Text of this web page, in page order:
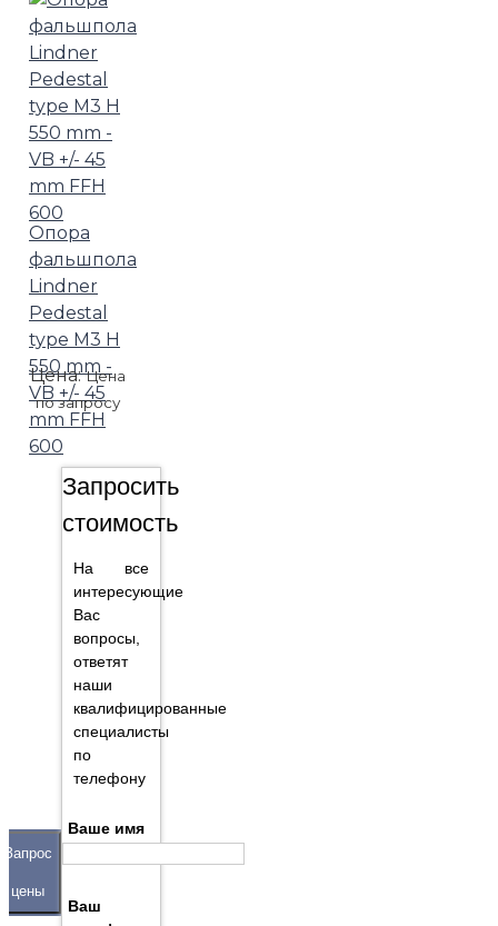
Опора
фальшпола
Lindner
Pedestal
type M3 H
550 mm -
VB +/- 45
mm FFH
600
Цена:Цена
по запросу
Запрос
цены
Запросить
стоимость
На все
интересующие
Вас
вопросы,
ответят
наши
квалифицированные
специалисты
по
телефону
Ваше имя
Ваш